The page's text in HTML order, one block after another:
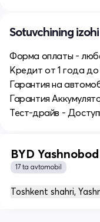
Sotuvchining izohi
Форма оплаты -
Кредит от 1 года до
Гарантия на
Гарантия
Тест-драйв -
BYD Yashnobod
17 ta avtomobil
Toshkent shahri,